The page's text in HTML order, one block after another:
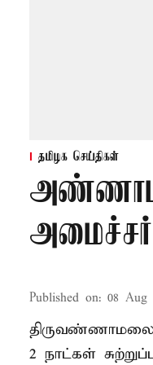
தமிழக செய்திகள்
Published on: 08 Aug
2 நாட்கள்